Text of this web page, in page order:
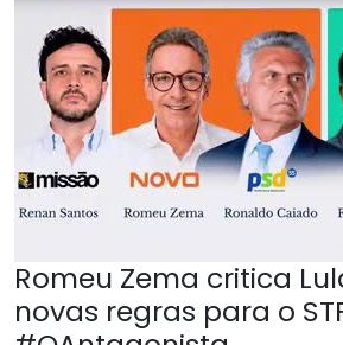
Romeu Zema critica
novas regras para o